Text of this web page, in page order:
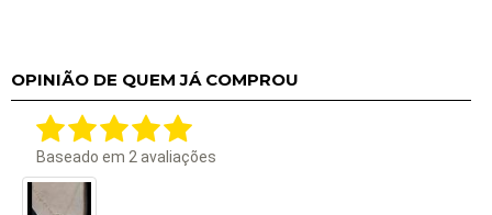
OPINIÃO DE QUEM JÁ COMPROU
Baseado em 2avaliações